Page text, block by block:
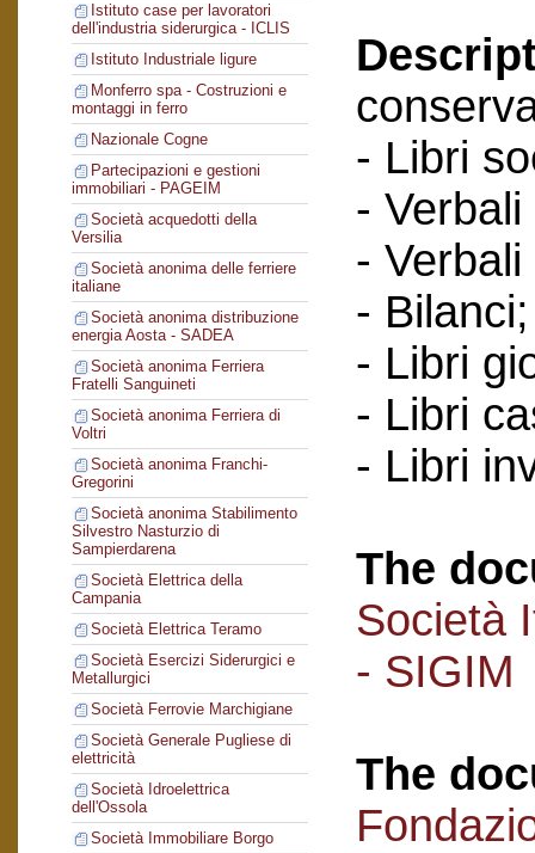
Istituto case per lavoratori
dell'industria siderurgica - ICLIS
Istituto Industriale ligure
Monferro spa - Costruzioni e
montaggi in ferro
Nazionale Cogne
Partecipazioni e gestioni
immobiliari - PAGEIM
Società acquedotti della
Versilia
Società anonima delle ferriere
italiane
Società anonima distribuzione
energia Aosta - SADEA
Società anonima Ferriera
Fratelli Sanguineti
Società anonima Ferriera di
Voltri
Società anonima Franchi-
Gregorini
Società anonima Stabilimento
Silvestro Nasturzio di
Sampierdarena
Società Elettrica della
Campania
Società Elettrica Teramo
Società Esercizi Siderurgici e
Metallurgici
Società Ferrovie Marchigiane
Società Generale Pugliese di
elettricità
Società Idroelettrica
dell'Ossola
Società Immobiliare Borgo
- Libri
-
-
- Bilanci;
- Libri
- Libri
- Libri
The
Società
- SIGIM
The